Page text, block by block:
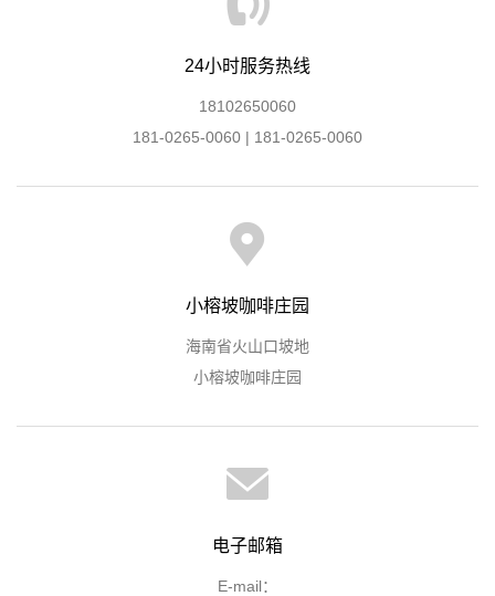
24小时服务热线
18102650060
181-0265-0060 | 181-0265-0060
小榕坡咖啡庄园
海南省火山口坡地
小榕坡咖啡庄园
电子邮箱
E-mail：